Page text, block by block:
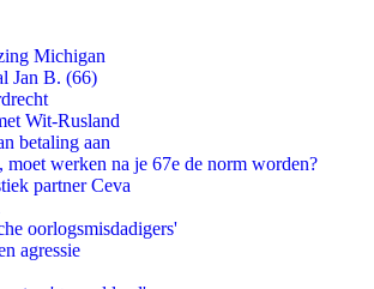
Michigan
Jan B. (66)
Wit-Rusland
betaling aan
werken na je 67e de norm worden?
partner Ceva
oorlogsmisdadigers'
agressie